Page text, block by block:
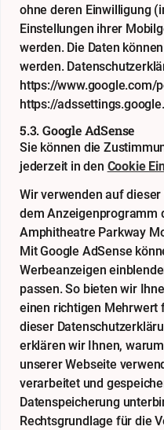
ohne deren Einwilligung
Einstellungen ihrer
werden. Die Daten
werden.
https://www.google.com/
https://
5.3. Google AdSense
Sie können die
jederzeit in den Cookie
Wir verwenden auf
dem Anzeigenprogramm
Amphitheatre Parkway
Mit Google AdSense
Werbeanzeigen
passen. So bieten wir
einen richtigen Mehrwert
dieser
erklären wir Ihnen,
unserer Webseite
verarbeitet und
Datenspeicherung
Rechtsgrundlage für die